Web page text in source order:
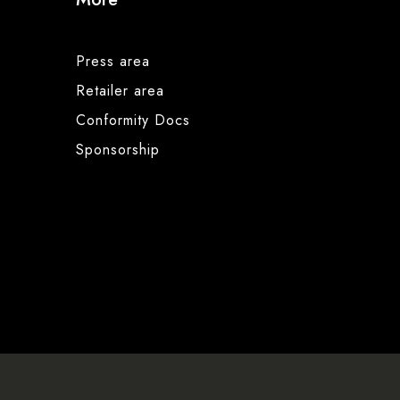
Press area
Retailer area
Conformity Docs
Sponsorship